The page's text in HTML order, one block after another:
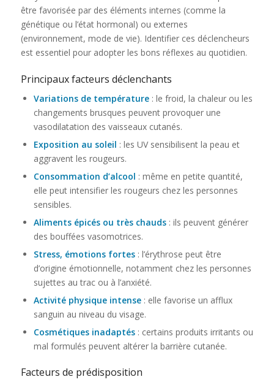
être favorisée par des éléments internes (comme la
génétique ou l’état hormonal) ou externes
(environnement, mode de vie). Identifier ces déclencheurs
est essentiel pour adopter les bons réflexes au quotidien.
Principaux facteurs déclenchants
Variations de température : le froid, la chaleur ou les
changements brusques peuvent provoquer une
vasodilatation des vaisseaux cutanés.
Exposition au soleil : les UV sensibilisent la peau et
aggravent les rougeurs.
Consommation d’alcool : même en petite quantité,
elle peut intensifier les rougeurs chez les personnes
sensibles.
Aliments épicés ou très chauds : ils peuvent générer
des bouffées vasomotrices.
Stress, émotions fortes : l’érythrose peut être
d’origine émotionnelle, notamment chez les personnes
sujettes au trac ou à l’anxiété.
Activité physique intense : elle favorise un afflux
sanguin au niveau du visage.
Cosmétiques inadaptés : certains produits irritants ou
mal formulés peuvent altérer la barrière cutanée.
Facteurs de prédisposition